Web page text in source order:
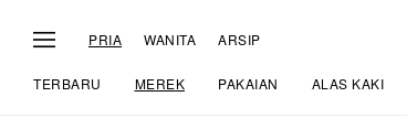
PRIA WANITA ARSIP
TERBARU MEREK PAKAIAN ALAS KAKI